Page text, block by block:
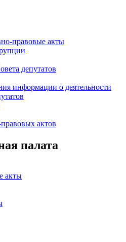
правовые акты
депутатов
информации о деятельности
актов
палата
акты